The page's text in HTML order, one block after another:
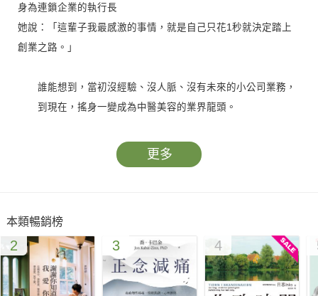
身為連鎖企業的執行長
她說：「這輩子我最感激的事情，就是自己只花1秒就決定踏上
創業之路。」
誰能想到，當初沒經驗、沒人脈、沒有未來的小公司業務，
到現在，搖身一變成為中醫美容的業界龍頭。
竟然創造了龍巖的「銷售奇蹟」。
從美容業務、生命禮儀服務，一路「跨領域」到中醫生技研
發，
她是羅尹甄，一個永遠不安於現狀，被業界稱之為「銷售女
更多
本類暢銷榜
2 3 4